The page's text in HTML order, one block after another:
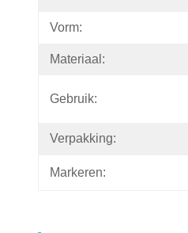
Vorm:
Materiaal:
Gebruik:
Verpakking:
Markeren: